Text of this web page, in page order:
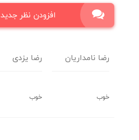
افزودن نظر جدید
رضا نامداریان
خوب
رضا یزدی
خوب